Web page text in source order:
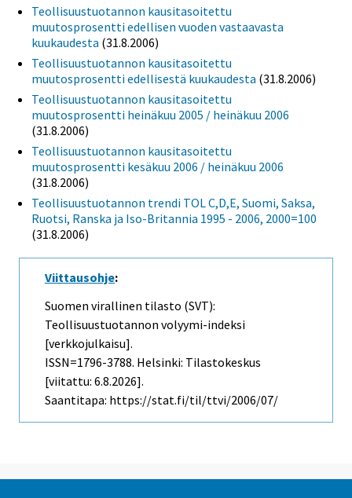
Teollisuustuotannon kausitasoitettu
muutosprosentti edellisen vuoden vastaavasta
kuukaudesta (31.8.2006)
Teollisuustuotannon kausitasoitettu
muutosprosentti edellisestä kuukaudesta (31.8.2006)
Teollisuustuotannon kausitasoitettu
muutosprosentti heinäkuu 2005 / heinäkuu 2006
(31.8.2006)
Teollisuustuotannon kausitasoitettu
muutosprosentti kesäkuu 2006 / heinäkuu 2006
(31.8.2006)
Teollisuustuotannon trendi TOL C,D,E, Suomi, Saksa,
Ruotsi, Ranska ja Iso-Britannia 1995 - 2006, 2000=100
(31.8.2006)
Viittausohje:
Suomen virallinen tilasto (SVT):
Teollisuustuotannon volyymi-indeksi
[verkkojulkaisu].
ISSN=1796-3788. Helsinki: Tilastokeskus
[viitattu: 6.8.2026].
Saantitapa: https://stat.fi/til/ttvi/2006/07/